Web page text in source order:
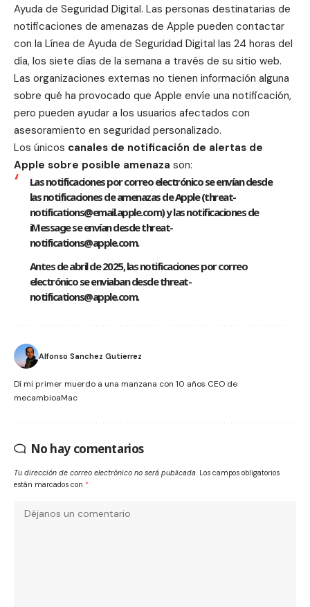
Ayuda de Seguridad Digital. Las personas destinatarias de
notificaciones de amenazas de Apple pueden contactar
con la Línea de Ayuda de Seguridad Digital las 24 horas del
día, los siete días de la semana a través de su sitio web.
Las organizaciones externas no tienen información alguna
sobre qué ha provocado que Apple envíe una notificación,
pero pueden ayudar a los usuarios afectados con
asesoramiento en seguridad personalizado.
Los únicos canales de notificación de alertas de
Apple sobre posible amenaza son:
Las notificaciones por correo electrónico se envían desde
las notificaciones de amenazas de Apple (threat-
notifications@email.apple.com) y las notificaciones de
iMessage se envían desde threat-
notifications@apple.com.
Antes de abril de 2025, las notificaciones por correo
electrónico se enviaban desde threat-
notifications@apple.com.
Alfonso Sanchez Gutierrez
Dí mi primer muerdo a una manzana con 10 años CEO de
mecambioaMac
No hay comentarios
Tu dirección de correo electrónico no será publicada. Los campos obligatorios
están marcados con *